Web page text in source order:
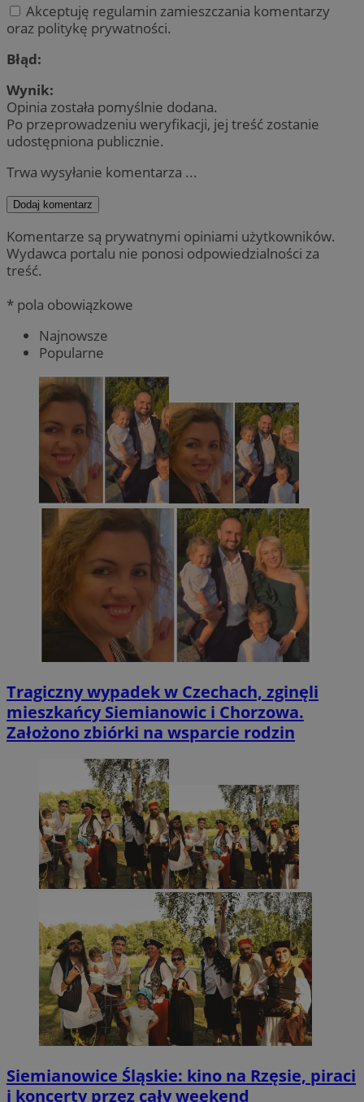
Akceptuję regulamin zamieszczania komentarzy
oraz politykę prywatności.
Błąd:
Wynik:
Opinia została pomyślnie dodana.
Po przeprowadzeniu weryfikacji, jej treść zostanie
udostępniona publicznie.
Trwa wysyłanie komentarza ...
Dodaj komentarz
Komentarze są prywatnymi opiniami użytkowników.
Wydawca portalu nie ponosi odpowiedzialności za
treść.
* pola obowiązkowe
Najnowsze
Popularne
Tragiczny wypadek w Czechach, zginęli
mieszkańcy Siemianowic i Chorzowa.
Założono zbiórki na wsparcie rodzin
Siemianowice Śląskie: kino na Rzęsie, piraci
i koncerty przez cały weekend